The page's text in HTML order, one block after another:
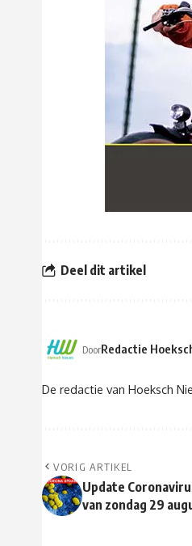
Deel dit artikel
DoorRedactie
De redactie van Hoeksch
VORIG ARTIKEL
Update
van zondag 29